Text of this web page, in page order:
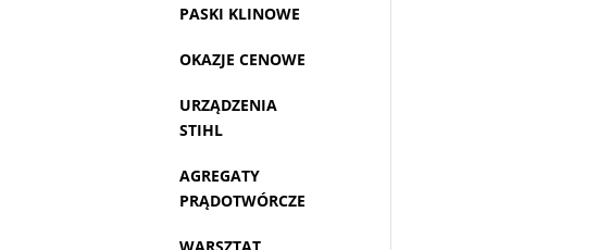
PASKI KLINOWE
OKAZJE CENOWE
URZĄDZENIA
STIHL
AGREGATY
PRĄDOTWÓRCZE